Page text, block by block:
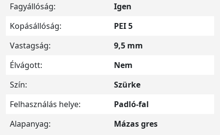
Fagyállóság:
Igen
Kopásállóság:
PEI 5
Vastagság:
9,5 mm
Élvágott:
Nem
Szín:
Szürke
Felhasználás helye:
Padló-fal
Alapanyag:
Mázas gres